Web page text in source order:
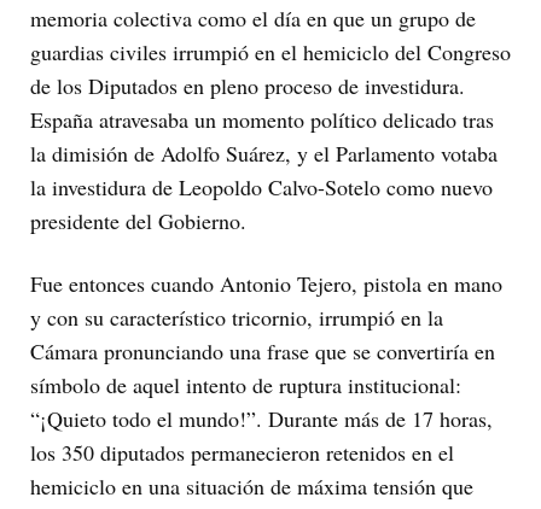
memoria colectiva como el día en que un grupo de
guardias civiles irrumpió en el hemiciclo del Congreso
de los Diputados en pleno proceso de investidura.
España atravesaba un momento político delicado tras
la dimisión de Adolfo Suárez, y el Parlamento votaba
la investidura de Leopoldo Calvo-Sotelo como nuevo
presidente del Gobierno.
Fue entonces cuando Antonio Tejero, pistola en mano
y con su característico tricornio, irrumpió en la
Cámara pronunciando una frase que se convertiría en
símbolo de aquel intento de ruptura institucional:
“¡Quieto todo el mundo!”. Durante más de 17 horas,
los 350 diputados permanecieron retenidos en el
hemiciclo en una situación de máxima tensión que